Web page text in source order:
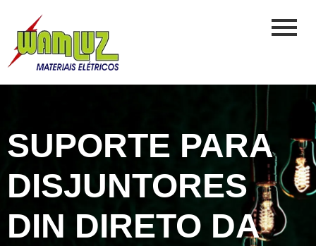
SUPORTE PARA
DISJUNTORES
DIN DIRETO DA